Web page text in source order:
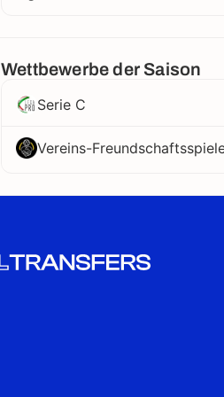
Wettbewerbe der Saison
Serie C
Vereins-